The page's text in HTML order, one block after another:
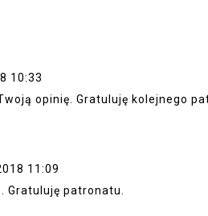
10:33
opinię. Gratuluję kolejnego
11:09
Gratuluję patronatu.